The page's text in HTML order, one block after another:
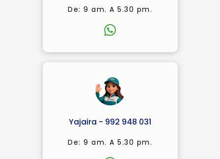
De: 9 am. A 5.30 pm.
Yajaira - 992 948 031
De: 9 am. A 5.30 pm.